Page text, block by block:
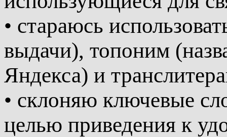
• стараюсь
выдачи), топоним
Яндекса) и
• склоняю ключевые
целью приведения к